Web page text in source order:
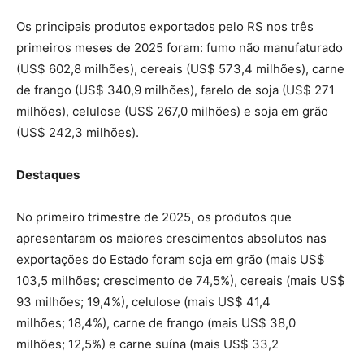
Os principais produtos exportados pelo RS nos três
primeiros meses de 2025 foram: fumo não manufaturado
(US$ 602,8 milhões), cereais (US$ 573,4 milhões), carne
de frango (US$ 340,9 milhões), farelo de soja (US$ 271
milhões), celulose (US$ 267,0 milhões) e soja em grão
(US$ 242,3 milhões).
Destaques
No primeiro trimestre de 2025, os produtos que
apresentaram os maiores crescimentos absolutos nas
exportações do Estado foram soja em grão (mais US$
103,5 milhões; crescimento de 74,5%), cereais (mais US$
93 milhões; 19,4%), celulose (mais US$ 41,4
milhões; 18,4%), carne de frango (mais US$ 38,0
milhões; 12,5%) e carne suína (mais US$ 33,2